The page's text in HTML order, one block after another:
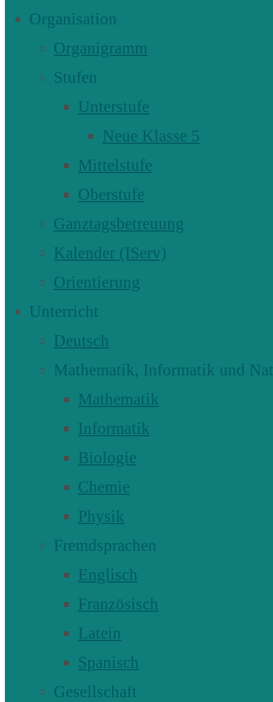
Organisation
Organigramm
Stufen
Unterstufe
Neue Klasse 5
Mittelstufe
Oberstufe
Ganztagsbetreuung
Kalender (IServ)
Orientierung
Unterricht
Deutsch
Mathematik, Informatik und
Mathematik
Informatik
Biologie
Chemie
Physik
Fremdsprachen
Englisch
Französisch
Latein
Spanisch
Gesellschaft